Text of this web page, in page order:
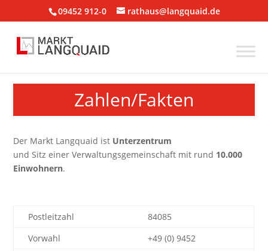
09452 912-0 rathaus@langquaid.de
Zahlen/Fakten
Der Markt Langquaid ist Unterzentrum
und Sitz einer Verwaltungsgemeinschaft mit rund 10.000
Einwohnern.
Postleitzahl
84085
Vorwahl
+49 (0) 9452